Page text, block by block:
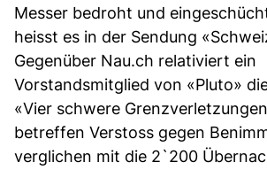
Messer bedroht und
heisst es in der Sendung
Gegenüber Nau.ch relativiert ein
Vorstandsmitglied von «Pluto»
«Vier schwere
betreffen Verstoss gegen
verglichen mit die 2`200